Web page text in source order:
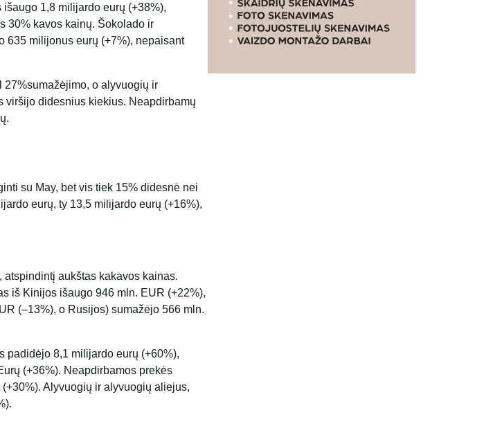
1,8 milijardo eurų (+38%),
30% kavos kainų. Šokolado ir
635 milijonus eurų (+7%), nepaisant
27%sumažėjimo, o alyvuogių ir
viršijo didesnius kiekius. Neapdirbamų
su May, bet vis tiek 15% didesnė nei
eurų, ty 13,5 milijardo eurų (+16%),
aukštas kakavos kainas.
iš Kinijos išaugo 946 mln. EUR (+22%),
(–13%), o Rusijos) sumažėjo 566 mln.
padidėjo 8,1 milijardo eurų (+60%),
(+36%). Neapdirbamos prekės
Alyvuogių ir alyvuogių aliejus,